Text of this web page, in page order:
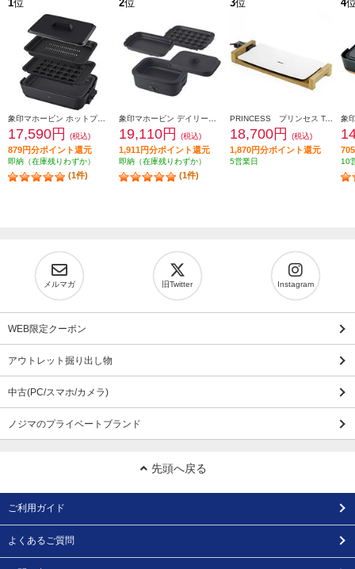
1位
象印マホービン ホットプレート［ 3枚タイプ/深型穴あきプレート/深型平面プレート/たこ焼きプレート/ チャコール] EA-HA30-HZ
17,590円 (税込)
879円分ポイント還元
即納（在庫残りわずか）
(1件)
2位
19,110円 (税込)
1,911円分ポイント還元
即納（在庫残りわずか）
(1件)
3位
PRINCESS プリンセス Table Grill Pure(テーブル グリル ピュア)【セラミックコーティング/遠赤外線/ホワイト】 103030
18,700円 (税込)
1,870円分ポイント還元
5営業日
4
10
メルマガ 旧Twitter Instagram
WEB限定クーポン
アウトレット掘り出し物
中古(PC/スマホ/カメラ)
ノジマのプライベートブランド
先頭へ戻る
ご利用ガイド
よくあるご質問